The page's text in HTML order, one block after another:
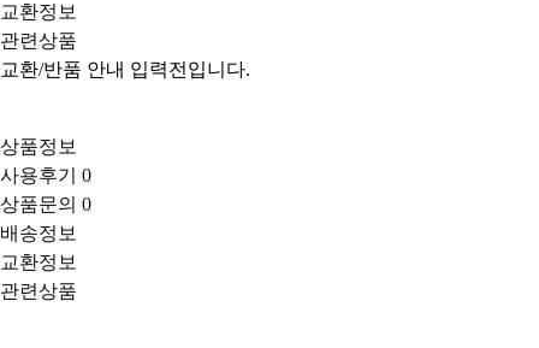
교환정보
관련상품
교환/반품 안내 입력전입니다.
상품정보
사용후기 0
상품문의 0
배송정보
교환정보
관련상품